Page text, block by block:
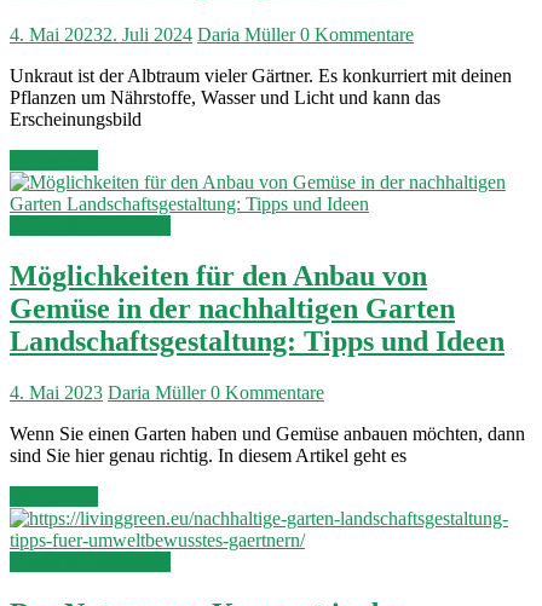
4. Mai 20232. Juli 2024 Daria Müller0 Kommentare
Unkraut ist der Albtraum vieler Gärtner. Es konkurriert mit deinen
Pflanzen um Nährstoffe, Wasser und Licht und kann das
Erscheinungsbild
Möglichkeiten für den Anbau von
Gemüse in der nachhaltigen Garten
Landschaftsgestaltung: Tipps und Ideen
4. Mai 2023 Daria Müller0 Kommentare
Wenn Sie einen Garten haben und Gemüse anbauen möchten, dann
sind Sie hier genau richtig. In diesem Artikel geht es